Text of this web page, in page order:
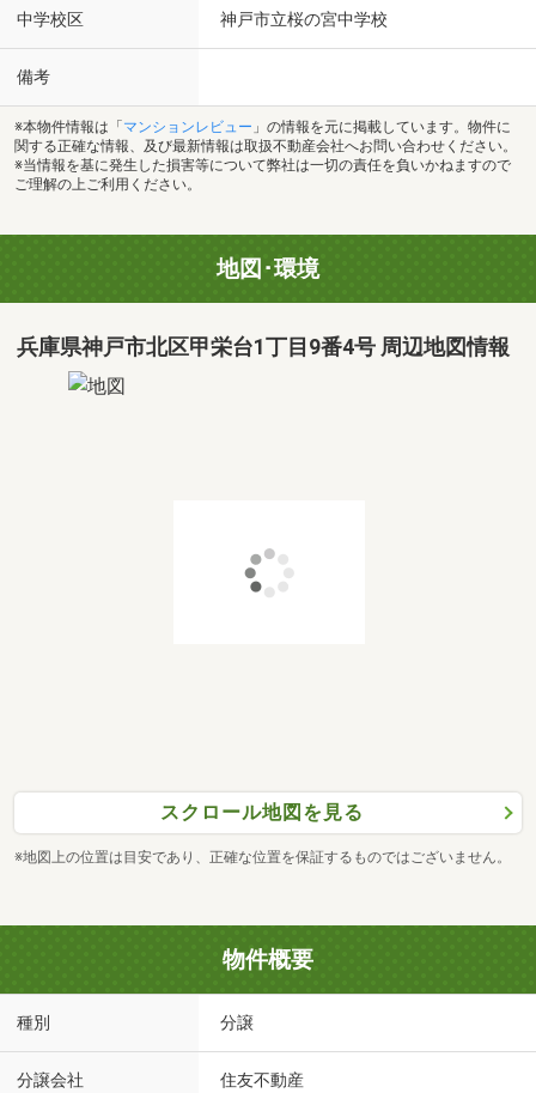
中学校区 神戸市立桜の宮中学校
備考
※本物件情報は「 マンションレビュー 」の情報を元に掲載しています。物件に
関する正確な情報、及び最新情報は取扱不動産会社へお問い合わせください。
※当情報を基に発生した損害等について弊社は一切の責任を負いかねますので
ご理解の上ご利用ください。
地図･環境
兵庫県神戸市北区甲栄台1丁目9番4号 周辺地図情報
スクロール地図を見る
※地図上の位置は目安であり、正確な位置を保証するものではございません。
物件概要
種別 分譲
分譲会社 住友不動産